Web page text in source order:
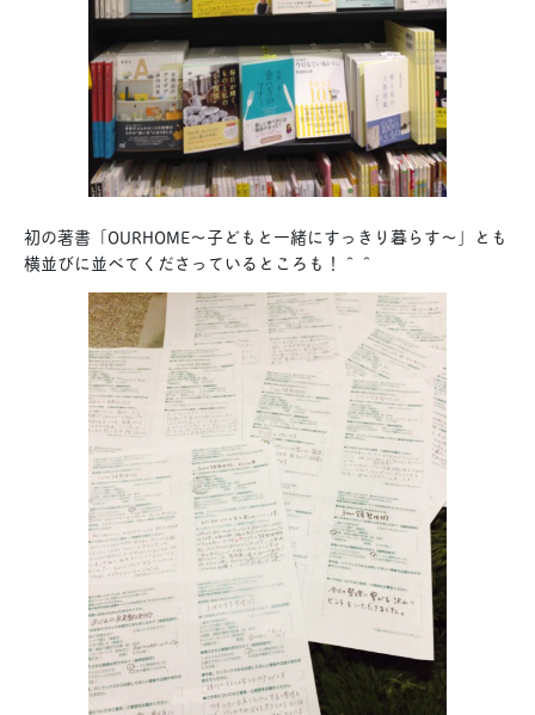
初の著書「OURHOME〜子どもと一緒にすっきり暮らす〜」とも
横並びに並べてくださっているところも！＾＾